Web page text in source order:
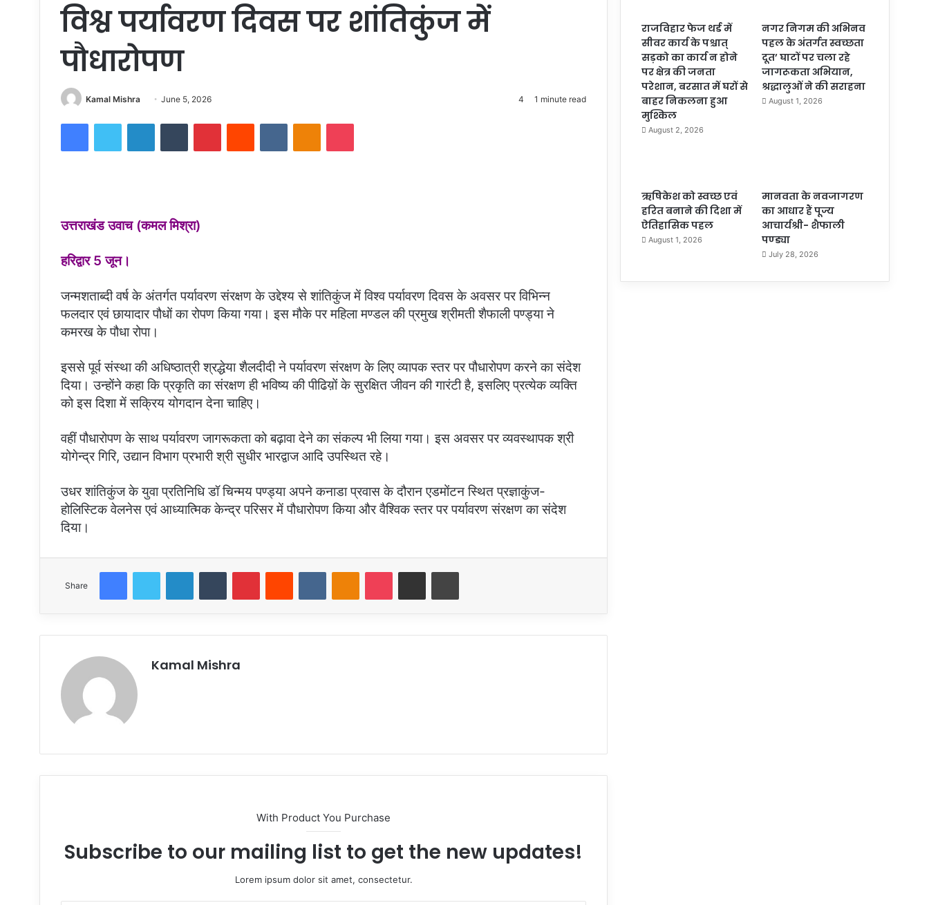
विश्व पर्यावरण दिवस पर शांतिकुंज में
पौधारोपण
Kamal Mishra
Send June 5, 2026 4 1 minute read
FacebookTwitter LinkedInTumblr PinterestReddit VKontakteOdnoklassniki
Pocket
उत्तराखंड उवाच (कमल मिश्रा)
हरिद्वार 5 जून।
जन्मशताब्दी वर्ष के अंतर्गत पर्यावरण संरक्षण के उद्देश्य से शांतिकुंज में विश्व पर्यावरण दिवस के अवसर पर विभिन्न
फलदार एवं छायादार पौधों का रोपण किया गया। इस मौके पर महिला मण्डल की प्रमुख श्रीमती शैफाली पण्ड्या ने
कमरख के पौधा रोपा।
इससे पूर्व संस्था की अधिष्ठात्री श्रद्धेया शैलदीदी ने पर्यावरण संरक्षण के लिए व्यापक स्तर पर पौधारोपण करने का संदेश
दिया। उन्होंने कहा कि प्रकृति का संरक्षण ही भविष्य की पीढिय़ों के सुरक्षित जीवन की गारंटी है, इसलिए प्रत्येक व्यक्ति
को इस दिशा में सक्रिय योगदान देना चाहिए।
वहीं पौधारोपण के साथ पर्यावरण जागरूकता को बढ़ावा देने का संकल्प भी लिया गया। इस अवसर पर व्यवस्थापक श्री
योगेन्द्र गिरि, उद्यान विभाग प्रभारी श्री सुधीर भारद्वाज आदि उपस्थित रहे।
उधर शांतिकुंज के युवा प्रतिनिधि डॉ चिन्मय पण्ड्या अपने कनाडा प्रवास के दौरान एडमोंटन स्थित प्रज्ञाकुंज-
होलिस्टिक वेलनेस एवं आध्यात्मिक केन्द्र परिसर में पौधारोपण किया और वैश्विक स्तर पर पर्यावरण संरक्षण का संदेश
दिया।
Share
FacebookTwitter LinkedInTumblr PinterestReddit VKontakteOdnoklassniki
Pocket Share via Email Print
Kamal Mishra
With Product You Purchase
Subscribe to our mailing list to get the new updates!
Lorem ipsum dolor sit amet, consectetur.
राजविहार फेज थर्ड में
सीवर कार्य के पश्चात्
सड़को का कार्य न होने
पर क्षेत्र की जनता
परेशान, बरसात में घरों से
बाहर निकलना हुआ
मुश्किल
August 2, 2026
नगर निगम की अभिनव
पहल के अंतर्गत स्वच्छता
दूत’ घाटों पर चला रहे
जागरूकता अभियान,
श्रद्धालुओं ने की सराहना
August 1, 2026
ऋषिकेश को स्वच्छ एवं
हरित बनाने की दिशा में
ऐतिहासिक पहल
August 1, 2026
मानवता के नवजागरण
का आधार हैं पूज्य
आचार्यश्री- शैफाली
पण्ड्या
July 28, 2026